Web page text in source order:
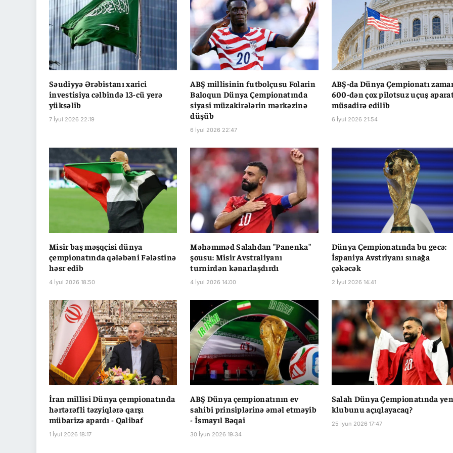
Səudiyyə Ərəbistanı xarici
investisiya cəlbində 13-cü yerə
yüksəlib
7 İyul 2026 22:19
ABŞ millisinin futbolçusu Folarin
Baloqun Dünya Çempionatında
siyasi müzakirələrin mərkəzinə
düşüb
6 İyul 2026 22:47
ABŞ-da Dünya Çempionatı
600-dən çox pilotsuz uçuş
müsadirə edilib
6 İyul 2026 21:54
Misir baş məşqçisi dünya
çempionatında qələbəni Fələstinə
həsr edib
4 İyul 2026 18:50
Məhəmməd Salahdan "Panenka"
şousu: Misir Avstraliyanı
turnirdən kənarlaşdırdı
4 İyul 2026 14:00
Dünya Çempionatında bu gecə:
İspaniya Avstriyanı sınağa
çəkəcək
2 İyul 2026 14:41
İran millisi Dünya çempionatında
hərtərəfli təzyiqlərə qarşı
mübarizə apardı - Qalibaf
1 İyul 2026 18:17
ABŞ Dünya çempionatının ev
sahibi prinsiplərinə əməl etməyib
- İsmayıl Bəqai
30 İyun 2026 19:34
Salah Dünya Çempionatında
klubunu açıqlayacaq?
25 İyun 2026 17:47